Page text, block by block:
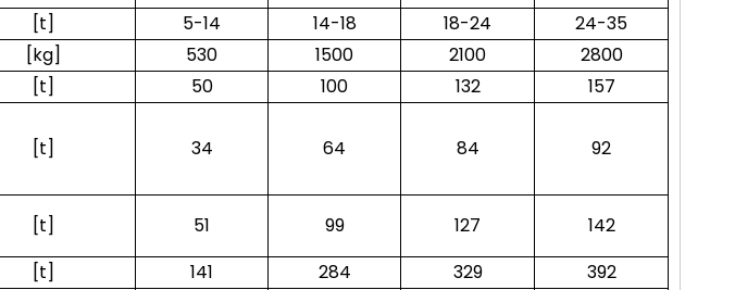
[t] 5-14 14-18 18-24
24-35
[kg] 530 1500 2100
2800
[t] 50 100 132
157
[t] 34 64 84 92
[t] 51 99 127
142
[t] 141 284 329
392